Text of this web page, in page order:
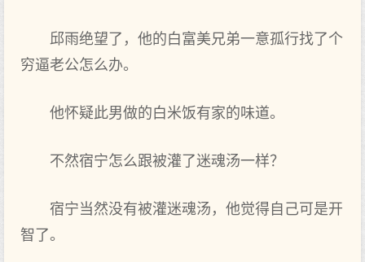
邱雨绝望了，他的白富美兄弟一意孤行找了个
穷逼老公怎么办。
他怀疑此男做的白米饭有家的味道。
不然宿宁怎么跟被灌了迷魂汤一样？
宿宁当然没有被灌迷魂汤，他觉得自己可是开
智了。